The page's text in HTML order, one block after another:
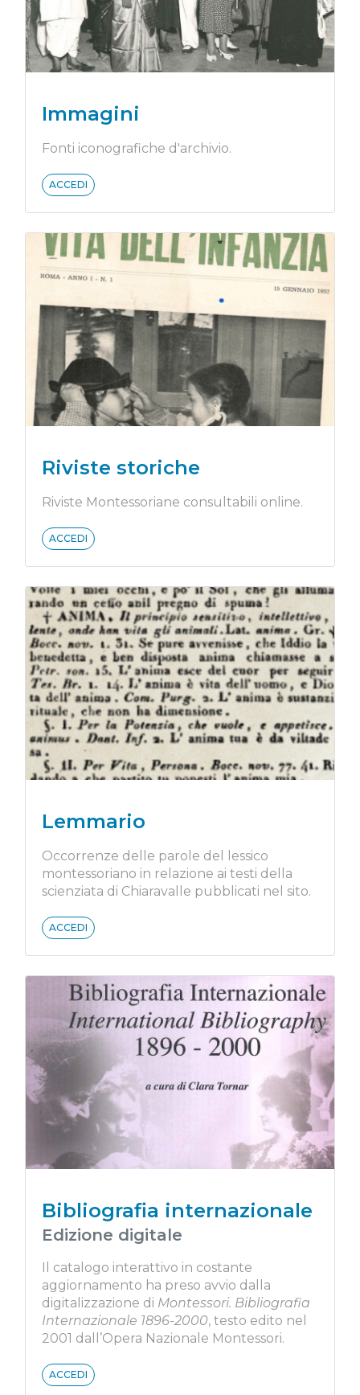
Immagini
Fonti iconografiche d'archivio.
ACCEDI
Riviste storiche
Riviste Montessoriane consultabili online.
ACCEDI
Lemmario
Occorrenze delle parole del lessico
montessoriano in relazione ai testi della
scienziata di Chiaravalle pubblicati nel sito.
ACCEDI
Bibliografia internazionale
Edizione digitale
Il catalogo interattivo in costante
aggiornamento ha preso avvio dalla
digitalizzazione di Montessori. Bibliografia
Internazionale 1896-2000, testo edito nel
2001 dall’Opera Nazionale Montessori.
ACCEDI